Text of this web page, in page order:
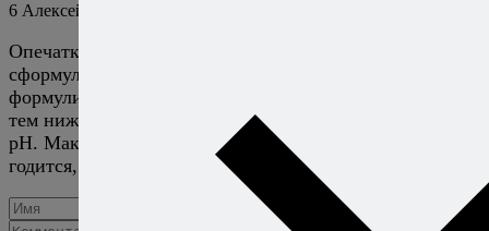
6 Алексей Онегин
Опечатки нет, я много думал, как это правильно
сформулировать, и, более того, недавно поменял
формулировку. Дело в том, что чем выше кислотность,
тем ниже pH. Более кислые продукты — более низкий
pH. Максимальное число pH — 4,6, все, что ниже —
годится, все, что выше — недостаточно кислое.